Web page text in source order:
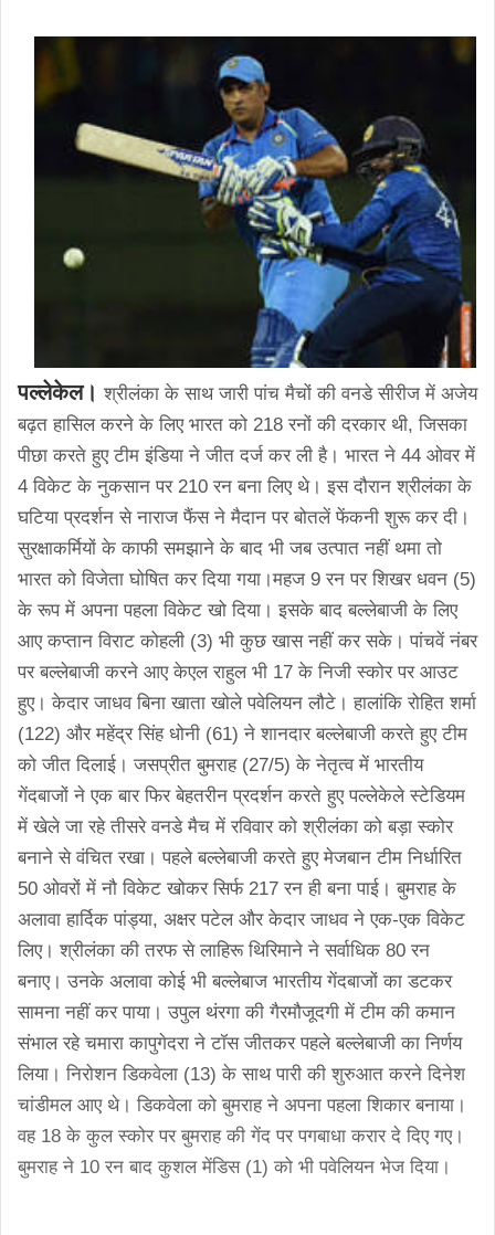
पल्लेकेल।श्रीलंका के साथ जारी पांच मैचों की वनडे सीरीज में अजेय
बढ़त हासिल करने के लिए भारत को 218 रनों की दरकार थी, जिसका
पीछा करते हुए टीम इंडिया ने जीत दर्ज कर ली है। भारत ने 44 ओवर में
4 विकेट के नुकसान पर 210 रन बना लिए थे। इस दौरान श्रीलंका के
घटिया प्रदर्शन से नाराज फैंस ने मैदान पर बोतलें फेंकनी शुरू कर दी।
सुरक्षाकर्मियों के काफी समझाने के बाद भी जब उत्पात नहीं थमा तो
भारत को विजेता घोषित कर दिया गया।महज 9 रन पर शिखर धवन (5)
के रूप में अपना पहला विकेट खो दिया। इसके बाद बल्लेबाजी के लिए
आए कप्तान विराट कोहली (3) भी कुछ खास नहीं कर सके। पांचवें नंबर
पर बल्‍लेबाजी करने आए केएल राहुल भी 17 के निजी स्‍कोर पर आउट
हुए। केदार जाधव बिना खाता खोले पवेलियन लौटे। हालांकि रोहित शर्मा
(122) और महेंद्र सिंह धोनी (61) ने शानदार बल्लेबाजी करते हुए टीम
को जीत दिलाई।जसप्रीत बुमराह (27/5) के नेतृत्व में भारतीय
गेंदबाजों ने एक बार फिर बेहतरीन प्रदर्शन करते हुए पल्लेकेले स्टेडियम
में खेले जा रहे तीसरे वनडे मैच में रविवार को श्रीलंका को बड़ा स्कोर
बनाने से वंचित रखा। पहले बल्लेबाजी करते हुए मेजबान टीम निर्धारित
50 ओवरों में नौ विकेट खोकर सिर्फ 217 रन ही बना पाई। बुमराह के
अलावा हार्दिक पांड्या, अक्षर पटेल और केदार जाधव ने एक-एक विकेट
लिए। श्रीलंका की तरफ से लाहिरू थिरिमाने ने सर्वाधिक 80 रन
बनाए। उनके अलावा कोई भी बल्लेबाज भारतीय गेंदबाजों का डटकर
सामना नहीं कर पाया।उपुल थंरगा की गैरमौजूदगी में टीम की कमान
संभाल रहे चमारा कापुगेदरा ने टॉस जीतकर पहले बल्लेबाजी का निर्णय
लिया। निरोशन डिकवेला (13) के साथ पारी की शुरुआत करने दिनेश
चांडीमल आए थे। डिकवेला को बुमराह ने अपना पहला शिकार बनाया।
वह 18 के कुल स्कोर पर बुमराह की गेंद पर पगबाधा करार दे दिए गए।
बुमराह ने 10 रन बाद कुशल मेंडिस (1) को भी पवेलियन भेज दिया।